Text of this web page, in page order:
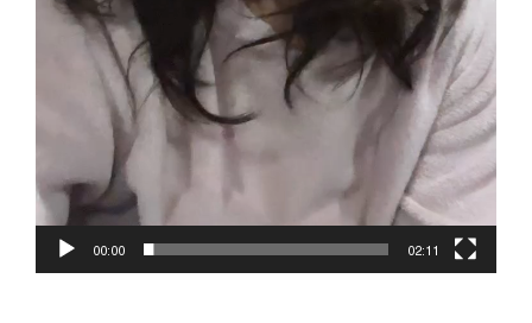
00:00 02:11